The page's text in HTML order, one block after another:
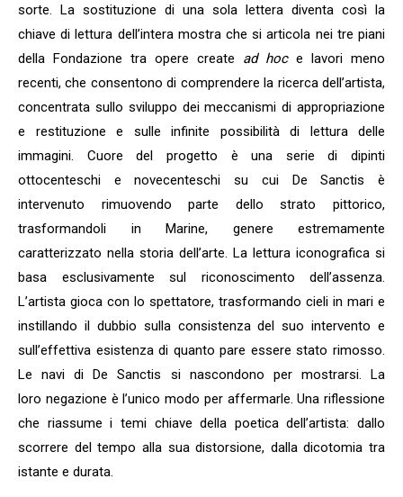
sorte. La sostituzione di una sola lettera diventa così la
chiave di lettura dell’intera mostra che si articola nei tre piani
della Fondazione tra opere create ad hoce lavori meno
recenti, che consentono di comprendere la ricerca dell’artista,
concentrata sullo sviluppo dei meccanismi di appropriazione
e restituzione e sulle infinite possibilità di lettura delle
immagini. Cuore del progetto è una serie di dipinti
ottocenteschi e novecenteschi su cui De Sanctis è
intervenuto rimuovendo parte dello strato pittorico,
trasformandoli in Marine, genere estremamente
caratterizzato nella storia dell’arte. La lettura iconografica si
basa esclusivamente sul riconoscimento dell’assenza.
L’artista gioca con lo spettatore, trasformando cieli in mari e
instillando il dubbio sulla consistenza del suo intervento e
sull’effettiva esistenza di quanto pare essere stato rimosso.
Le navi di De Sanctis si nascondono per mostrarsi. La
loro negazione è l’unico modo per affermarle. Una riflessione
che riassume i temi chiave della poetica dell’artista: dallo
scorrere del tempo alla sua distorsione, dalla dicotomia tra
istante e durata.